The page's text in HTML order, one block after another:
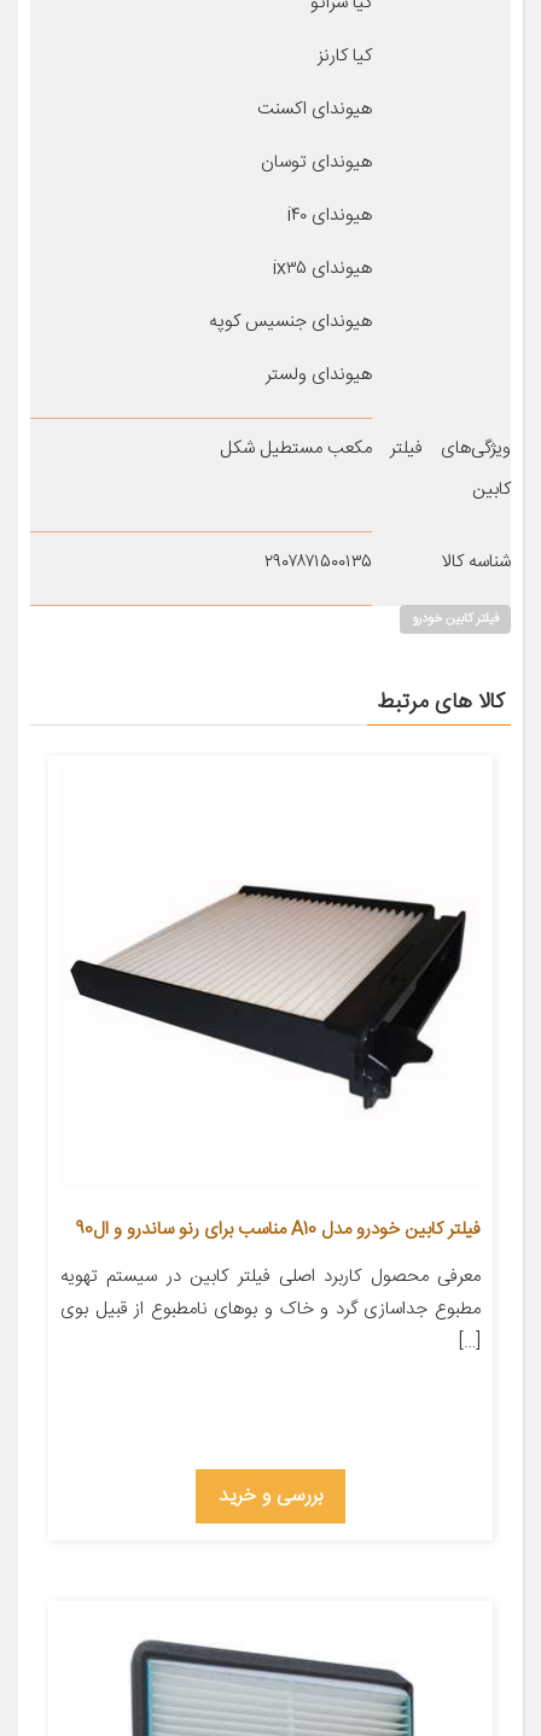
کیا کارنز
هیوندای اکسنت
هیوندای توسان
هیوندای i۴۰
هیوندای ix۳۵
هیوندای جنسیس کوپه
هیوندای ولستر
ویژگی‌های فیلتر
کابین
مکعب مستطیل شکل
شناسه کالا ۲۹۰۷۸۷۱۵۰۰۱۳۵
فیلتر کابین خودرو
کالا های مرتبط
فیلتر کابین خودرو مدل A10 مناسب برای رنو ساندرو و ال90
معرفی محصول کاربرد اصلی فیلتر کابین در سیستم تهویه
مطبوع جداسازی گرد و خاک و بوهای نامطبوع از قبیل بوی
[…]
بررسی و خرید